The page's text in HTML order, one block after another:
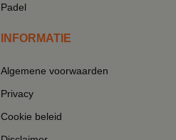
Padel
INFORMATIE
Algemene voorwaarden
Privacy
Cookie beleid